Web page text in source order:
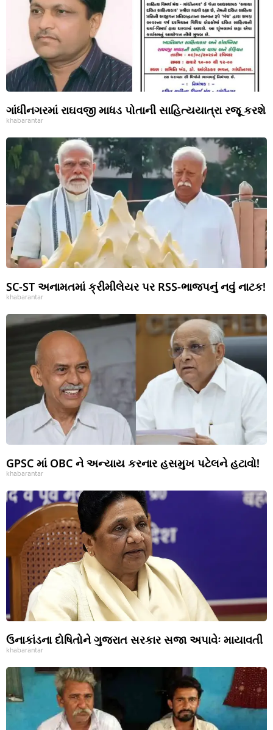
ગાંધીનગરમાં રાઘવજી માધડ પોતાની સાહિત્યયાત્રા રજૂ કરશે
khabarantar
SC-ST અનામતમાં ક્રીમીલેયર પર RSS-ભાજપનું નવું નાટક!
khabarantar
GPSC માં OBC ને અન્યાય કરનાર હસમુખ પટેલને હટાવો!
khabarantar
ઉનાકાંડના દોષિતોને ગુજરાત સરકાર સજા અપાવેઃ માયાવતી
khabarantar